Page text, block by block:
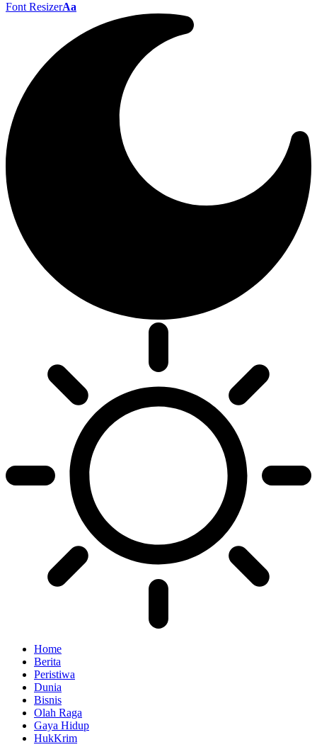
Font ResizerAa
Home
Berita
Peristiwa
Dunia
Bisnis
Olah Raga
Gaya Hidup
HukKrim